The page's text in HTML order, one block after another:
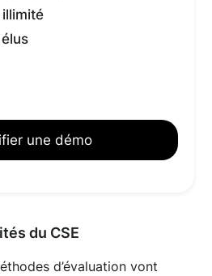
une démo
du CSE
d’évaluation vont